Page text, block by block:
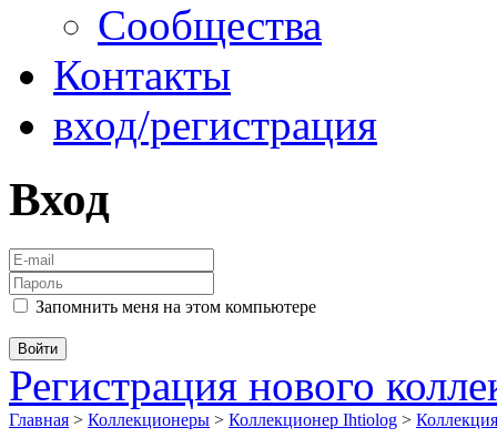
Сообщества
Контакты
вход/регистрация
Вход
Запомнить меня на этом компьютере
Регистрация нового
Главная > Коллекционеры > Коллекционер Ihtiolog >